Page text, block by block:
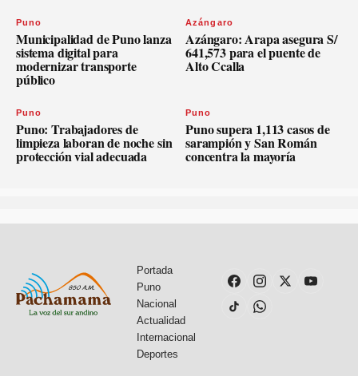
Puno
Municipalidad de Puno lanza
sistema digital para
modernizar transporte
público
Azángaro
Azángaro: Arapa asegura S/
641,573 para el puente de
Alto Ccalla
Puno
Puno: Trabajadores de
limpieza laboran de noche sin
protección vial adecuada
Puno
Puno supera 1,113 casos de
sarampión y San Román
concentra la mayoría
Portada
Puno
Nacional
Actualidad
Internacional
Deportes